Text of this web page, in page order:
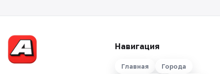
Навигация
Главная
Города